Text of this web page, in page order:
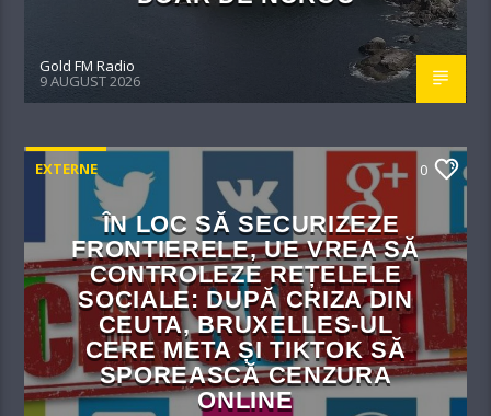
Gold FM Radio
9 AUGUST 2026
EXTERNE 0
ÎN LOC SĂ SECURIZEZE
FRONTIERELE, UE VREA SĂ
CONTROLEZE REȚELELE
SOCIALE: DUPĂ CRIZA DIN
CEUTA, BRUXELLES-UL
CERE META ȘI TIKTOK SĂ
SPOREASCĂ CENZURA
ONLINE